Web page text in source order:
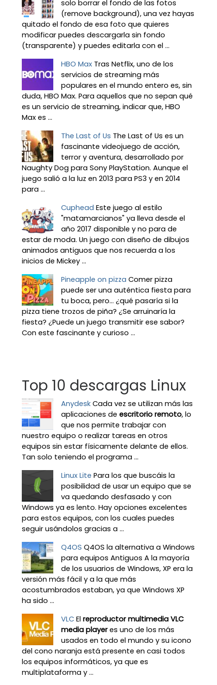
solo borrar el fondo de las fotos
(remove background), una vez hayas
quitado el fondo de esa foto que quieres
modificar puedes descargarla sin fondo
(transparente) y puedes editarla con el ...
HBO Max Tras Netflix, uno de los
servicios de streaming más
populares en el mundo entero es, sin
duda, HBO Max. Para aquellos que no sepan qué
es un servicio de streaming, indicar que, HBO
Max es ...
The Last of Us The Last of Us es un
fascinante videojuego de acción,
terror y aventura, desarrollado por
Naughty Dog para Sony PlayStation. Aunque el
juego salió a la luz en 2013 para PS3 y en 2014
para ...
Cuphead Este juego al estilo
"matamarcianos" ya lleva desde el
año 2017 disponible y no para de
estar de moda. Un juego con diseño de dibujos
animados antiguos que nos recuerda a los
inicios de Mickey ...
Pineapple on pizza Comer pizza
puede ser una auténtica fiesta para
tu boca, pero... ¿qué pasaría si la
pizza tiene trozos de piña? ¿Se arruinaría la
fiesta? ¿Puede un juego transmitir ese sabor?
Con este fascinante y curioso ...
Top 10 descargas Linux
Anydesk Cada vez se utilizan más las
aplicaciones de escritorio remoto, lo
que nos permite trabajar con
nuestro equipo o realizar tareas en otros
equipos sin estar físicamente delante de ellos.
Tan solo teniendo el programa ...
Linux Lite Para los que buscáis la
posibilidad de usar un equipo que se
va quedando desfasado y con
Windows ya es lento. Hay opciones excelentes
para estos equipos, con los cuales puedes
seguir usándolos gracias a ...
Q4OS Q4OS la alternativa a Windows
para equipos Antiguos A la mayoría
de los usuarios de Windows, XP era la
versión más fácil y a la que más
acostumbrados estaban, ya que Windows XP
ha sido ...
VLC El reproductor multimedia VLC
media playeres uno de los más
usados en todo el mundo y su icono
del cono naranja está presente en casi todos
los equipos informáticos, ya que es
multiplataforma y ...